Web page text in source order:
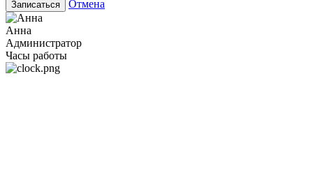
Записаться Отмена
Анна
Администратор
Часы работы